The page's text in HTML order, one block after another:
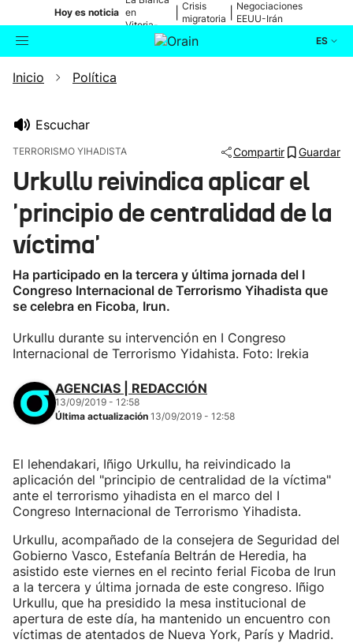
Hoy es noticia en
Vitoria-
Gasteiz
Crisis
migratoria
Negociaciones
EEUU-Irán
ES
Buscador
Ikusmiran
Inicio Política
Escuchar
TERRORISMO YIHADISTA Compartir Guardar
Urkullu reivindica aplicar el
'principio de centralidad de la
víctima'
Ha participado en la tercera y última jornada del I
Congreso Internacional de Terrorismo Yihadista que
se celebra en Ficoba, Irun.
Urkullu durante su intervención en I Congreso
Internacional de Terrorismo Yidahista. Foto: Irekia
AGENCIAS | REDACCIÓN
13/09/2019 - 12:58
Última actualización 13/09/2019 - 12:58
El lehendakari, Iñigo Urkullu, ha reivindicado la
aplicación del "principio de centralidad de la víctima"
ante el terrorismo yihadista en el marco del I
Congreso Internacional de Terrorismo Yihadista.
Urkullu, acompañado de la consejera de Seguridad del
Gobierno Vasco, Estefanía Beltrán de Heredia, ha
asistido este viernes en el recinto ferial Ficoba de Irun
a la tercera y última jornada de este congreso. Iñigo
Urkullu, que ha presidido la mesa institucional de
apertura de este día, ha mantenido un encuentro con
víctimas de atentados de Nueva York, París y Madrid.